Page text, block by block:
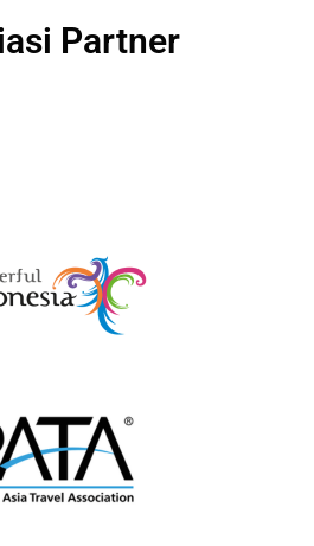
Partner